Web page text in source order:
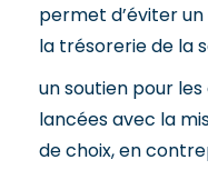
permet d’éviter
la trésorerie de la
un soutien pour
lancées avec la
de choix, en